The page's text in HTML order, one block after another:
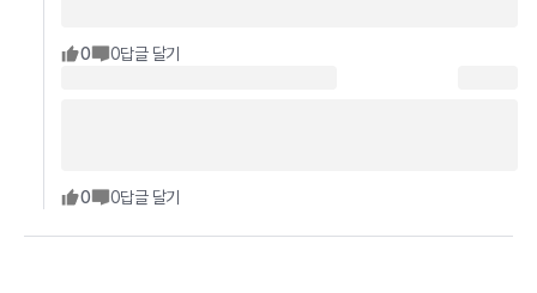
0 0답글 달기
0 0답글 달기